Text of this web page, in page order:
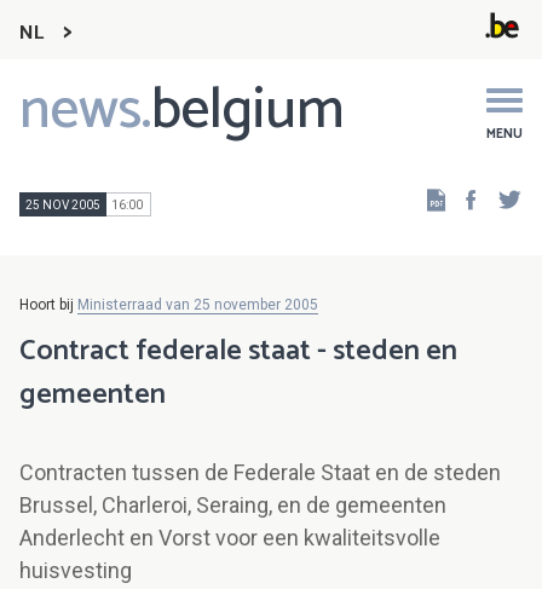
NL
news.belgium MENU
Main
navigation
25 NOV 2005 16:00
Hoort bij Ministerraad van 25 november 2005
Contract federale staat - steden en
gemeenten
Contracten tussen de Federale Staat en de steden
Brussel, Charleroi, Seraing, en de gemeenten
Anderlecht en Vorst voor een kwaliteitsvolle
huisvesting